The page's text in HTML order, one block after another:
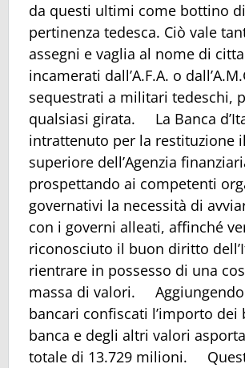
da questi ultimi come bottino
pertinenza tedesca. Ciò vale
assegni e vaglia al nome di
incamerati dall’A.F.A. o
sequestrati a militari tedeschi,
qualsiasi girata. La Banca
intrattenuto per la restituzione
superiore dell’Agenzia
prospettando ai competenti
governativi la necessità di
con i governi alleati, affinché
riconosciuto il buon diritto
rientrare in possesso di una
massa di valori.
bancari confiscati l’importo dei
banca e degli altri valori
totale di 13.729 milioni.